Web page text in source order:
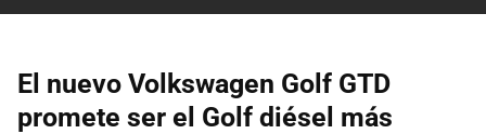
El nuevo Volkswagen Golf GTD
promete ser el Golf diésel más